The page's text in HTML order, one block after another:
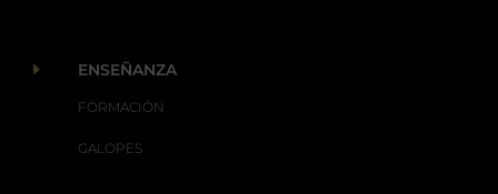
E ENSEÑANZA
FORMACIÓN
GALOPES